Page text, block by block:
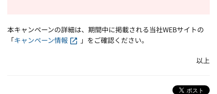
本キャンペーンの詳細は、期間中に掲載される当社WEBサイトの
「キャンペーン情報 」をご確認ください。
以上